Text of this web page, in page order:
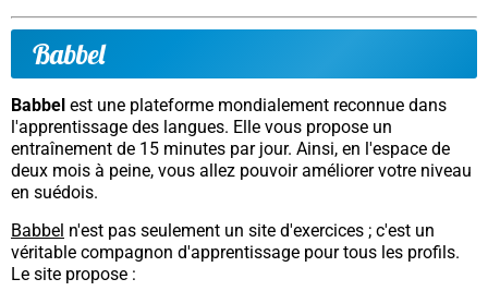
Babbel
Babbel est une plateforme mondialement reconnue dans
l'apprentissage des langues. Elle vous propose un
entraînement de 15 minutes par jour. Ainsi, en l'espace de
deux mois à peine, vous allez pouvoir améliorer votre niveau
en suédois.
Babbel n'est pas seulement un site d'exercices ; c'est un
véritable compagnon d'apprentissage pour tous les profils.
Le site propose :